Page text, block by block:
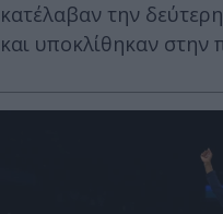
κατέλαβαν την
και υποκλίθηκαν στην